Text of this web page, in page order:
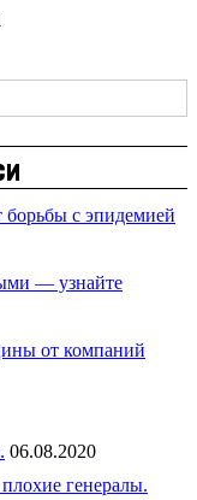
борьбы с эпидемией
— узнайте
от компаний
06.08.2020
генералы.